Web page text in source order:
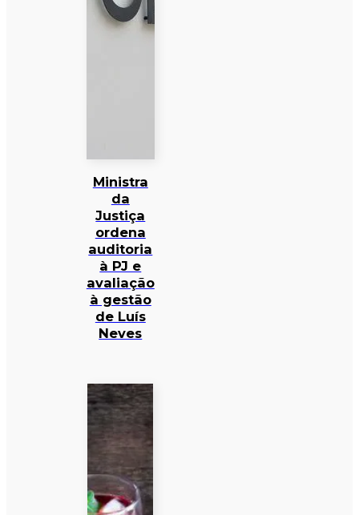
Ministra
da
Justiça
ordena
auditoria
à PJ e
avaliação
à gestão
de Luís
Neves